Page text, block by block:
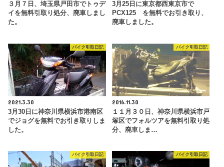
３月７日、埼玉県戸田市でトゥデ
イを無料引取り処分、廃車しまし
た。
3月25日に東京都西東京市で
PCX125 を無料でお引き取り、
廃車しました。
バイク引取日記
2021.3.30
3月30日に神奈川県横浜市港南区
でジョグを無料でお引き取りしま
した。
バイク引取日記
2016.11.30
１１月３０日、神奈川県横浜市戸
塚区でフォルツアを無料引取り処
分、廃車しま…
バイク引取日記 バイク引取日記